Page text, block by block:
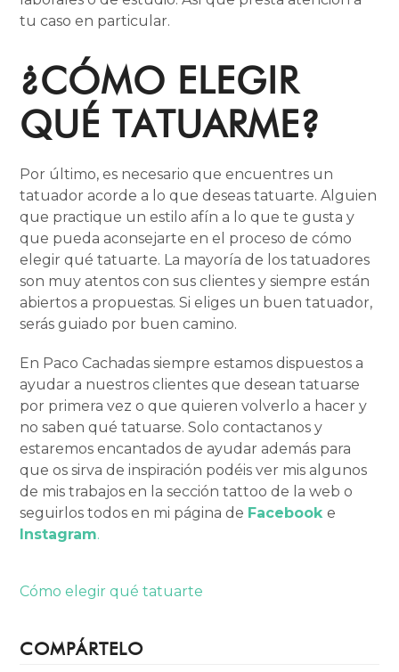
tu caso en particular.
¿CÓMO ELEGIR
QUÉ TATUARME?
Por último, es necesario que encuentres un
tatuador acorde a lo que deseas tatuarte. Alguien
que practique un estilo afín a lo que te gusta y
que pueda aconsejarte en el proceso de cómo
elegir qué tatuarte. La mayoría de los tatuadores
son muy atentos con sus clientes y siempre están
abiertos a propuestas. Si eliges un buen tatuador,
serás guiado por buen camino.
En Paco Cachadas siempre estamos dispuestos a
ayudar a nuestros clientes que desean tatuarse
por primera vez o que quieren volverlo a hacer y
no saben qué tatuarse. Solo contactanos y
estaremos encantados de ayudar además para
que os sirva de inspiración podéis ver mis algunos
de mis trabajos en la sección tattoo de la web o
seguirlos todos en mi página de Facebooke
Instagram.
Cómo elegir qué tatuarte
COMPÁRTELO